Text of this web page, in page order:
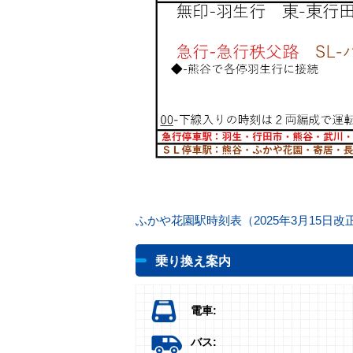
ふかや花園駅時刻表（2025年3月15日改
乗り換え案内
電車:
バス: